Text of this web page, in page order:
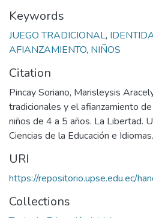
Keywords
JUEGO TRADICIONAL,
AFIANZAMIENTO, NIÑOS
Citation
Pincay Soriano, Marisleysis
tradicionales y el afianzamiento
niños de 4 a 5 años. La Libertad.
Ciencias de la Educación e
URI
https://repositorio.upse.edu.ec/
Collections